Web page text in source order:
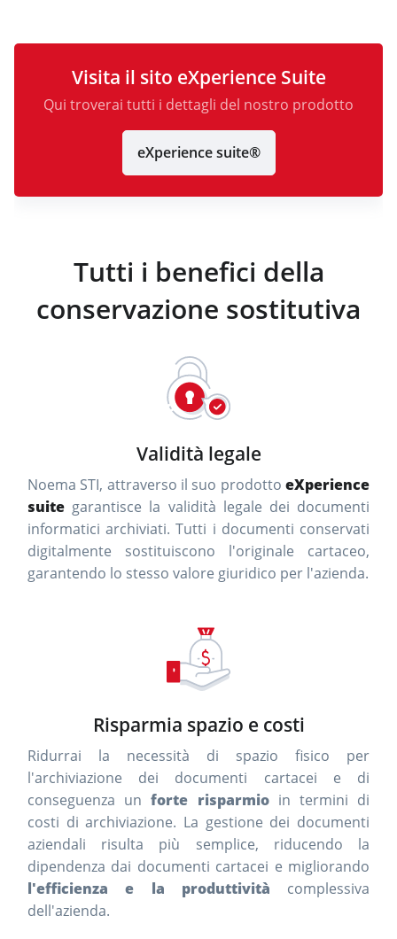
Visita il sito eXperience Suite
Qui troverai tutti i dettagli del nostro prodotto
eXperience suite®
Tutti i benefici della
conservazione sostitutiva
Validità legale
Noema STI, attraverso il suo prodotto eXperience
suite garantisce la validità legale dei documenti
informatici archiviati. Tutti i documenti conservati
digitalmente sostituiscono l'originale cartaceo,
garantendo lo stesso valore giuridico per l'azienda.
Risparmia spazio e costi
Ridurrai la necessità di spazio fisico per
l'archiviazione dei documenti cartacei e di
conseguenza unforte risparmioin termini di
costi di archiviazione. La gestione dei documenti
aziendali risulta più semplice, riducendo la
dipendenza dai documenti cartacei e migliorando
l'efficienza e la produttività complessiva
dell'azienda.